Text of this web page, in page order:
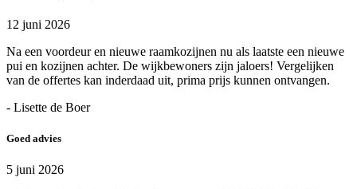
12 juni 2026
Na een voordeur en nieuwe raamkozijnen nu als laatste een nieuwe
pui en kozijnen achter. De wijkbewoners zijn jaloers! Vergelijken
van de offertes kan inderdaad uit, prima prijs kunnen ontvangen.
- Lisette de Boer
Goed advies
5 juni 2026